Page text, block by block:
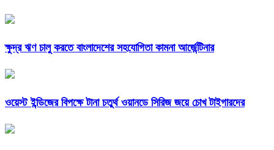
ক্ষুদ্র ঋণ চালু করতে বাংলাদেশের সহযোগিতা কামনা আর্জেন্টিনার
ওয়েস্ট ইন্ডিজের বিপক্ষে টানা চতুর্থ ওয়ানডে সিরিজ জয়ে চোখ টাইগারদের